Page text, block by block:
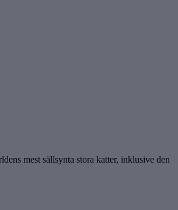
mest sällsynta stora katter, inklusive den